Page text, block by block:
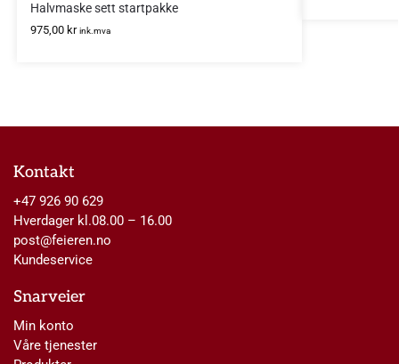
Halvmaske sett startpakke
975,00 kr ink.mva
Kontakt
+47 926 90 629
Hverdager kl.08.00 – 16.00
post@feieren.no
Kundeservice
Snarveier
Min konto
Våre tjenester